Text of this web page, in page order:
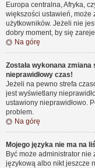
Europa centralna, Afryka,
większości ustawień, może
użytkowników. Jeżeli nie
dobry moment, by się
Na górę
Została wykonana
nieprawidłowy czas!
Jeżeli na pewno strefa
jest wyświetlany
ustawiony nieprawidłowo.
problem.
Na górę
Mojego języka nie ma na
Być może administrator
językową albo nikt jeszcze